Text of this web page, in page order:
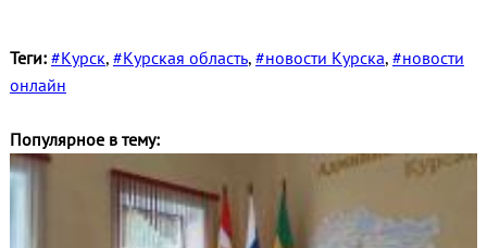
Теги: #Курск, #Курская область, #новости Курска, #новости
онлайн
Популярное в тему: